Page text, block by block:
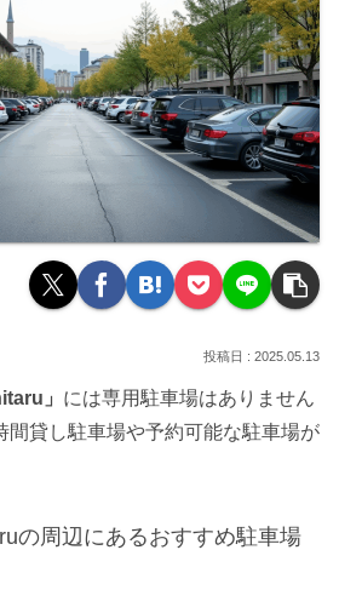
2025.05.13
」 には専用駐車場はありません
間貸し駐車場や予約可能な駐車場が
の周辺にあるおすすめ駐車場